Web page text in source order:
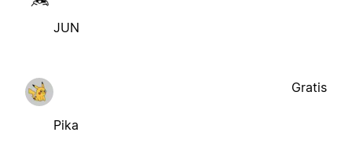
JUN
Pika
Gratis